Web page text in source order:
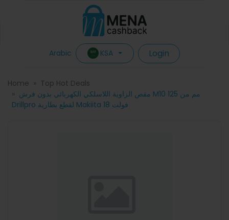
Arabic KSA Login
Home
Top Hot Deals
مقص الزاوية اللاسلكي الكهربائي بدون فرش M10 125 مم من
Drillpro لقطع بطارية Makiita 18 فولت